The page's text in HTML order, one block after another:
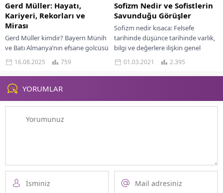
Gerd Müller: Hayatı,
Kariyeri, Rekorları ve
Mirası
Gerd Müller kimdir? Bayern Münih
ve Batı Almanya’nın efsane golcüsü
“Bombardier”in hayatı, kariyeri,
unutulmaz rekorları, mücadelesi ve
futbol tarihindeki kalıcı...
16.08.2025 759
Sofizm Nedir ve Sofistlerin
Savunduğu Görüşler
Sofizm nedir kısaca: Felsefe
tarihinde düşünce tarihinde varlık,
bilgi ve değerlere ilişkin genel
geçerliliğin olamayacağını savunan
bir şüpheci yaklaşımdır. Sofizm...
01.03.2021 2.395
YORUMLAR